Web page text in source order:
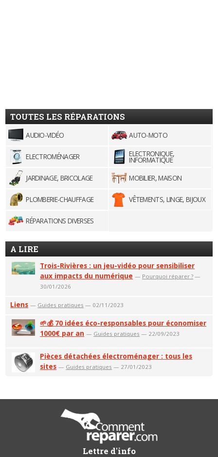
TOUTES LES RÉPARATIONS
AUDIO-VIDÉO AUTO-MOTO
ELECTROMÉNAGER ELECTRONIQUE,
INFORMATIQUE
JARDINAGE, BRICOLAGE
MOBILIER, MAISON
PLOMBERIE-CHAUFFAGE VÊTEMENTS, LINGE, BIJOUX
RÉPARATIONS DIVERSES
A LIRE
Trois-Rivières : un jeu-vidéo pour sensibiliser
aux impacts du numérique — Pourquoi réparer ? —
30/01/2026
Liens — Guides pratiques — 02/11/2023
🌱💰 70 idées éco-responsables pour économiser
1000€ par an — Guides pratiques — 22/09/2023
Pièces détachées électroménager : tous les
sites — Guides pratiques — 27/01/2023
Lettre d'info